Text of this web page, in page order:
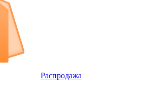
Распродажа